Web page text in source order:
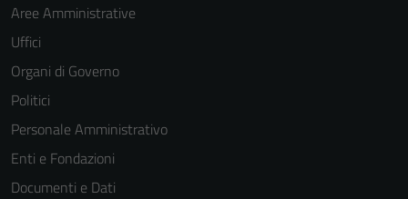
Aree Amministrative
Uffici
Organi di Governo
Politici
Personale Amministrativo
Enti e Fondazioni
Documenti e Dati